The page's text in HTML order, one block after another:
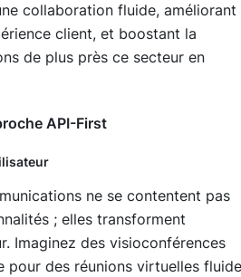
collaboration fluide, améliorant
client, et boostant la
de plus près ce secteur en
API-First
ne se contentent pas
; elles transforment
Imaginez des visioconférences
pour des réunions virtuelles